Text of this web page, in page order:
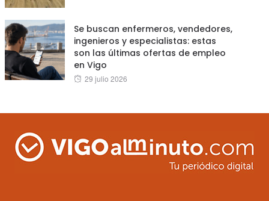
Se buscan enfermeros, vendedores,
ingenieros y especialistas: estas
son las últimas ofertas de empleo
en Vigo
Posted
29 julio 2026